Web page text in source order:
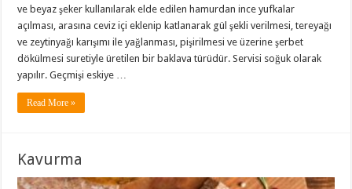
ve beyaz şeker kullanılarak elde edilen hamurdan ince yufkalar
açılması, arasına ceviz içi eklenip katlanarak gül şekli verilmesi, tereyağı
ve zeytinyağı karışımı ile yağlanması, pişirilmesi ve üzerine şerbet
dökülmesi suretiyle üretilen bir baklava türüdür. Servisi soğuk olarak
yapılır. Geçmişi eskiye …
Read More »
Kavurma